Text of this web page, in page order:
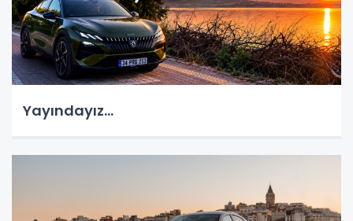
Yayındayız...